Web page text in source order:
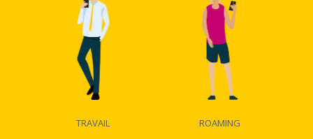
TRAVAIL ROAMING